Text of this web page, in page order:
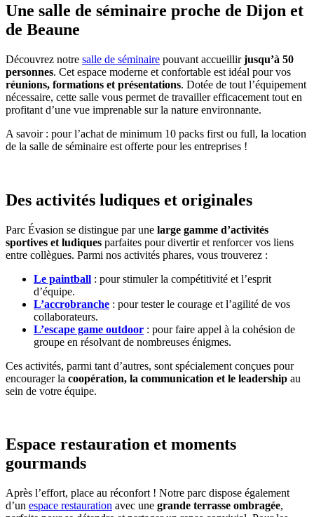
Une salle de séminaire proche de Dijon et
de Beaune
Découvrez notre salle de séminaire pouvant accueillirjusqu’à 50
personnes. Cet espace moderne et confortable est idéal pour vos
réunions, formations et présentations. Dotée de tout l’équipement
nécessaire, cette salle vous permet de travailler efficacement tout en
profitant d’une vue imprenable sur la nature environnante.
A savoir : pour l’achat de minimum 10 packs first ou full, la location
de la salle de séminaire est offerte pour les entreprises !
Des activités ludiques et originales
Parc Évasion se distingue par une large gamme d’activités
sportives et ludiques parfaites pour divertir et renforcer vos liens
entre collègues. Parmi nos activités phares, vous trouverez :
Le paintball : pour stimuler la compétitivité et l’esprit
d’équipe.
L’accrobranche : pour tester le courage et l’agilité de vos
collaborateurs.
L’escape game outdoor : pour faire appel à la cohésion de
groupe en résolvant de nombreuses énigmes.
Ces activités, parmi tant d’autres, sont spécialement conçues pour
encourager la coopération, la communication et le leadership au
sein de votre équipe.
Espace restauration et moments
gourmands
Après l’effort, place au réconfort ! Notre parc dispose également
d’un espace restauration avec une grande terrasse ombragée,